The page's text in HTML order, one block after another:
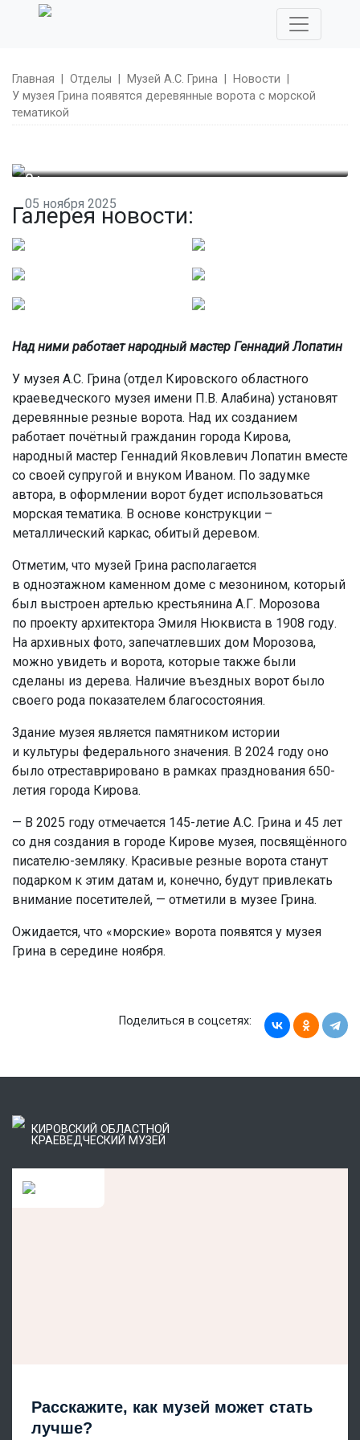
Главная Отделы Музей А.С. Грина Новости
У музея Грина появятся деревянные ворота с морской
тематикой
0+
05 ноября 2025
У музея Грина появятся деревянные ворота с морской
Галерея новости:
Над ними работает народный мастер Геннадий Лопатин
У музея А.С. Грина (отдел Кировского областного
краеведческого музея имени П.В. Алабина) установят
деревянные резные ворота. Над их созданием
работает почётный гражданин города Кирова,
народный мастер Геннадий Яковлевич Лопатин вместе
со своей супругой и внуком Иваном. По задумке
автора, в оформлении ворот будет использоваться
морская тематика. В основе конструкции –
металлический каркас, обитый деревом.
Отметим, что музей Грина располагается
в одноэтажном каменном доме с мезонином, который
был выстроен артелью крестьянина А.Г. Морозова
по проекту архитектора Эмиля Нюквиста в 1908 году.
На архивных фото, запечатлевших дом Морозова,
можно увидеть и ворота, которые также были
сделаны из дерева. Наличие въездных ворот было
своего рода показателем благосостояния.
Здание музея является памятником истории
и культуры федерального значения. В 2024 году оно
было отреставрировано в рамках празднования 650-
летия города Кирова.
— В 2025 году отмечается 145-летие А.С. Грина и 45 лет
со дня создания в городе Кирове музея, посвящённого
писателю-земляку. Красивые резные ворота станут
подарком к этим датам и, конечно, будут привлекать
внимание посетителей, — отметили в музее Грина.
Ожидается, что «морские» ворота появятся у музея
Грина в середине ноября.
Поделиться в соцсетях:
КИРОВСКИЙ ОБЛАСТНОЙ
КРАЕВЕДЧЕСКИЙ МУЗЕЙ
Расскажите, как музей может стать
лучше?